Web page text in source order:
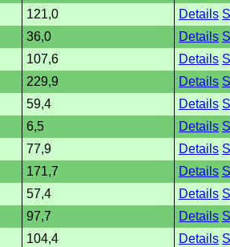
121,0 Details
36,0 Details
107,6 Details
229,9 Details
59,4 Details
6,5 Details
77,9 Details
171,7 Details
57,4 Details
97,7 Details
104,4 Details